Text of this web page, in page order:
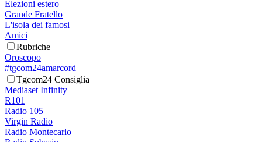
Elezioni estero
Grande Fratello
L'isola dei famosi
Amici
Rubriche
Oroscopo
#tgcom24amarcord
Tgcom24 Consiglia
Mediaset Infinity
R101
Radio 105
Virgin Radio
Radio Montecarlo